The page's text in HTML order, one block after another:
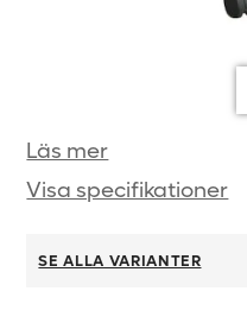
Läs mer
Visa specifikationer
SE ALLA VARIANTER